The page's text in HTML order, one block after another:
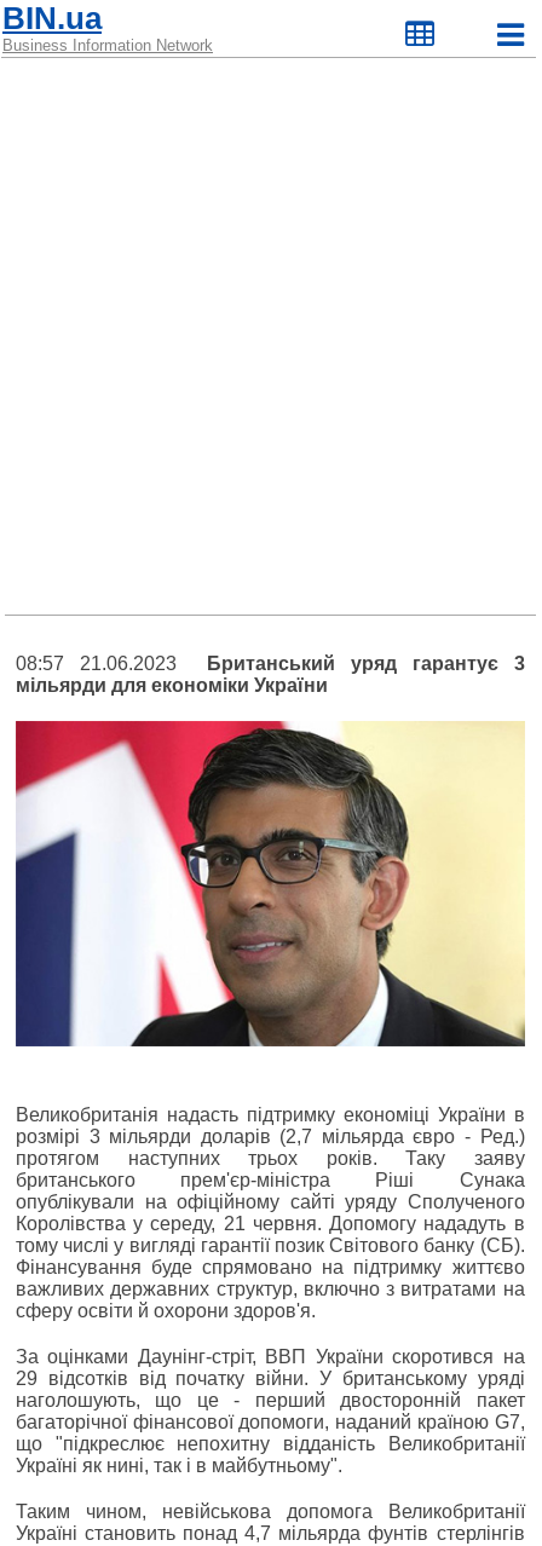
BIN.ua
Business Information Network
08:57 21.06.2023
Британський уряд гарантує 3
мільярди для економіки України
Великобританія надасть підтримку економіці України в
розмірі 3 мільярди доларів (2,7 мільярда євро - Ред.)
протягом наступних трьох років. Таку заяву
британського прем'єр-міністра Ріші Сунака
опублікували на офіційному сайті уряду Сполученого
Королівства у середу, 21 червня. Допомогу нададуть в
тому числі у вигляді гарантії позик Світового банку (СБ).
Фінансування буде спрямовано на підтримку життєво
важливих державних структур, включно з витратами на
сферу освіти й охорони здоров'я.
За оцінками Даунінг-стріт, ВВП України скоротився на
29 відсотків від початку війни. У британському уряді
наголошують, що це - перший двосторонній пакет
багаторічної фінансової допомоги, наданий країною G7,
що "підкреслює непохитну відданість Великобританії
Україні як нині, так і в майбутньому".
Таким чином, невійськова допомога Великобританії
Україні становить понад 4,7 мільярда фунтів стерлінгів